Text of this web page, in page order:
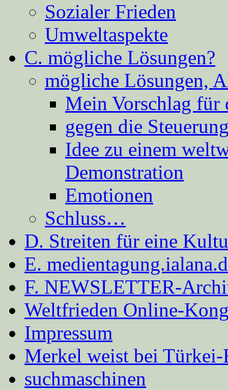
Sozialer Frieden
Umweltaspekte
C. mögliche Lösungen?
mögliche Lösungen,
Mein Vorschlag für
gegen die
Idee zu einem
Demonstration
Emotionen
Schluss…
D. Streiten für eine
E.
F. NEWSLETTER-
Weltfrieden Online-
Impressum
Merkel weist bei
suchmaschinen